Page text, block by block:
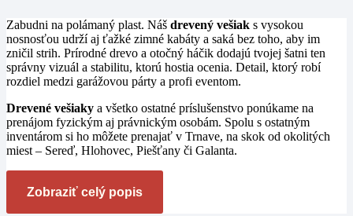
Zabudni na polámaný plast. Náš drevený vešiak s vysokou
nosnosťou udrží aj ťažké zimné kabáty a saká bez toho, aby im
zničil strih. Prírodné drevo a otočný háčik dodajú tvojej šatni ten
správny vizuál a stabilitu, ktorú hostia ocenia. Detail, ktorý robí
rozdiel medzi garážovou párty a profi eventom.
Drevené vešiaky a všetko ostatné príslušenstvo ponúkame na
prenájom fyzickým aj právnickým osobám. Spolu s ostatným
inventárom si ho môžete prenajať v Trnave, na skok od okolitých
miest – Sereď, Hlohovec, Piešťany či Galanta.
Zobraziť celý popis